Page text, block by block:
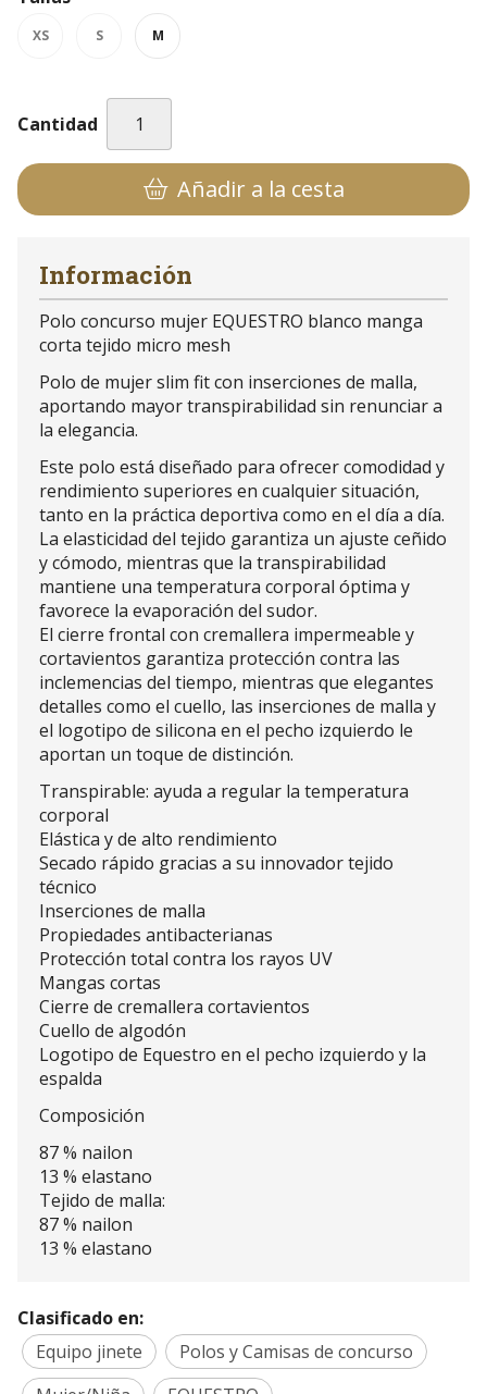
XS S M
Cantidad
Añadir a la cesta
Información
Polo concurso mujer EQUESTRO blanco manga
corta tejido micro mesh
Polo de mujer slim fit con inserciones de malla,
aportando mayor transpirabilidad sin renunciar a
la elegancia.
Este polo está diseñado para ofrecer comodidad y
rendimiento superiores en cualquier situación,
tanto en la práctica deportiva como en el día a día.
La elasticidad del tejido garantiza un ajuste ceñido
y cómodo, mientras que la transpirabilidad
mantiene una temperatura corporal óptima y
favorece la evaporación del sudor.
El cierre frontal con cremallera impermeable y
cortavientos garantiza protección contra las
inclemencias del tiempo, mientras que elegantes
detalles como el cuello, las inserciones de malla y
el logotipo de silicona en el pecho izquierdo le
aportan un toque de distinción.
Transpirable: ayuda a regular la temperatura
corporal
Elástica y de alto rendimiento
Secado rápido gracias a su innovador tejido
técnico
Inserciones de malla
Propiedades antibacterianas
Protección total contra los rayos UV
Mangas cortas
Cierre de cremallera cortavientos
Cuello de algodón
Logotipo de Equestro en el pecho izquierdo y la
espalda
Composición
87 % nailon
13 % elastano
Tejido de malla:
87 % nailon
13 % elastano
Clasificado en:
Equipo jinete
Polos y Camisas de concurso